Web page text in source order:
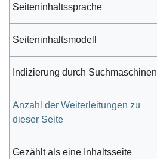
Seiteninhaltssprache
Seiteninhaltsmodell
Indizierung durch Suchmaschinen
Anzahl der Weiterleitungen zu
dieser Seite
Gezählt als eine Inhaltsseite